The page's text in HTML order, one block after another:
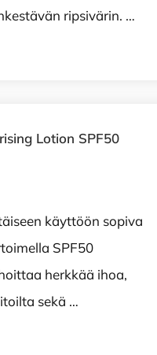
ripsivärin. …
Lotion SPF50
käyttöön sopiva
SPF50
herkkää ihoa,
sekä …